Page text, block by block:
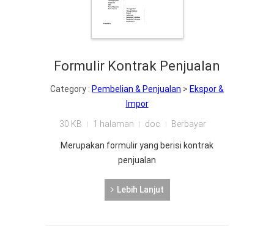
Formulir Kontrak Penjualan
Category : Pembelian & Penjualan > Ekspor &
Impor
30 KB 1 halaman doc Berbayar
Merupakan formulir yang berisi kontrak
penjualan
Lebih Lanjut